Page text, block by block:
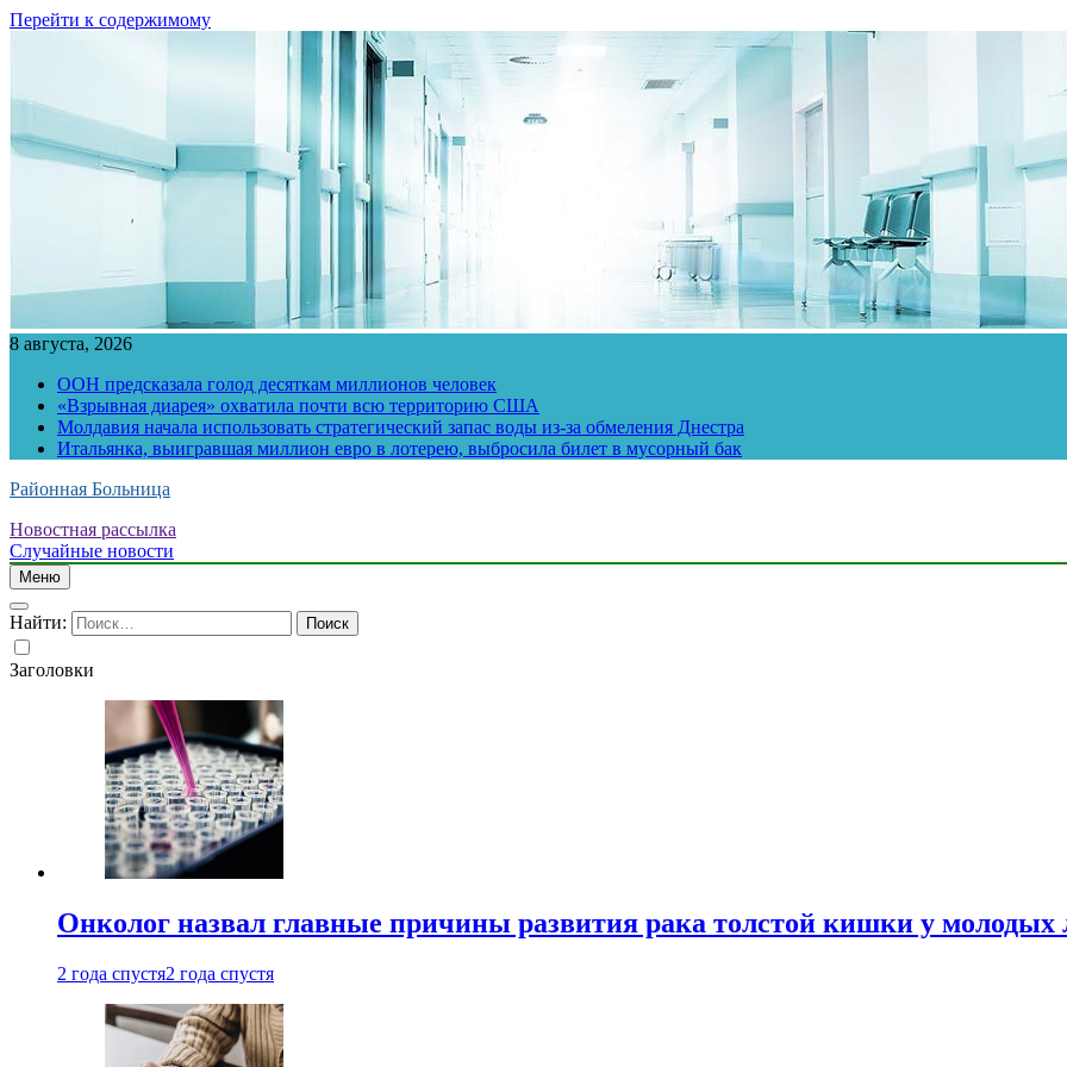
Перейти к содержимому
8 августа, 2026
ООН предсказала голод десяткам миллионов человек
«Взрывная диарея» охватила почти всю территорию США
Молдавия начала использовать стратегический запас воды из-за обмеления Днестра
Итальянка, выигравшая миллион евро в лотерею, выбросила билет в мусорный бак
Районная Больница
Новостная рассылка
Случайные новости
Меню
Найти:
Заголовки
Онколог назвал главные причины развития рака толстой кишки у молодых
2 года спустя2 года спустя